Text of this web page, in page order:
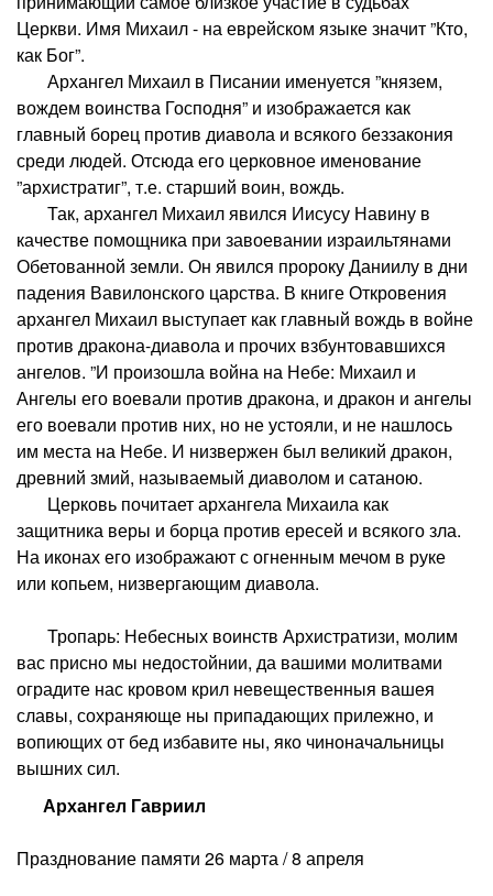
Церкви. Имя Михаил - на еврейском языке значит ”Кто,
как Бог”.
Архангел Михаил в Писании именуется ”князем,
вождем воинства Господня” и изображается как
главный борец против диавола и всякого беззакония
среди людей. Отсюда его церковное именование
”архистратиг”, т.е. старший воин, вождь.
Так, архангел Михаил явился Иисусу Навину в
качестве помощника при завоевании израильтянами
Обетованной земли. Он явился пророку Даниилу в дни
падения Вавилонского царства. В книге Откровения
архангел Михаил выступает как главный вождь в войне
против дракона-диавола и прочих взбунтовавшихся
ангелов. ”И произошла война на Небе: Михаил и
Ангелы его воевали против дракона, и дракон и ангелы
его воевали против них, но не устояли, и не нашлось
им места на Небе. И низвержен был великий дракон,
древний змий, называемый диаволом и сатаною.
Церковь почитает архангела Михаила как
защитника веры и борца против ересей и всякого зла.
На иконах его изображают с огненным мечом в руке
или копьем, низвергающим диавола.
Тропарь: Небесных воинств Архистратизи, молим
вас присно мы недостойнии, да вашими молитвами
оградите нас кровом крил невещественныя вашея
славы, сохраняюще ны припадающих прилежно, и
вопиющих от бед избавите ны, яко чиноначальницы
вышних сил.
Архангел Гавриил
Празднование памяти 26 марта / 8 апреля